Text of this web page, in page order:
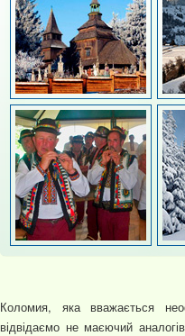
Коломия, яка вважається
відвідаємо не маєючий